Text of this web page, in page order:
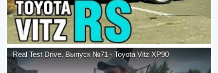
Real Test Drive. Выпуск №71 - Toyota Vitz XP90